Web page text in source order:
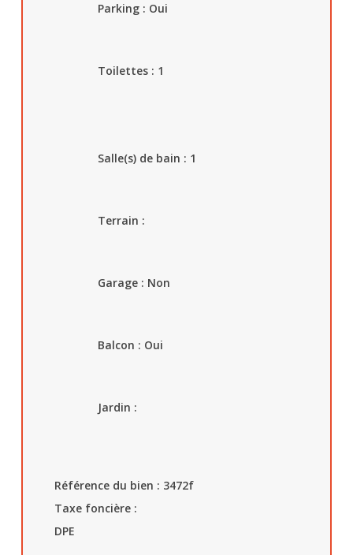
Parking : Oui
Toilettes : 1
Salle(s) de bain : 1
Terrain :
Garage : Non
Balcon : Oui
Jardin :
Référence du bien : 3472f
Taxe foncière :
DPE